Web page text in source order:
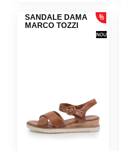
SANDALE DAMA
MARCO TOZZI